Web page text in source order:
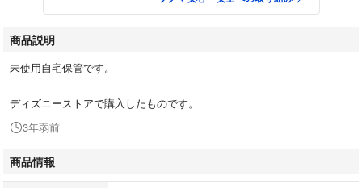
商品説明
未使用自宅保管です。
ディズニーストアで購入したものです。
3年弱前
商品情報